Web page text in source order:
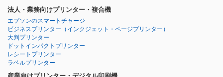
法人・業務向けプリンター・複合機
エプソンのスマートチャージ
ビジネスプリンター （インクジェット・ページプリンター）
大判プリンター
ドットインパクトプリンター
レシートプリンター
ラベルプリンター